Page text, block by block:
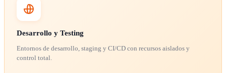
Desarrollo y Testing
Entornos de desarrollo, staging y CI/CD con recursos aislados y
control total.